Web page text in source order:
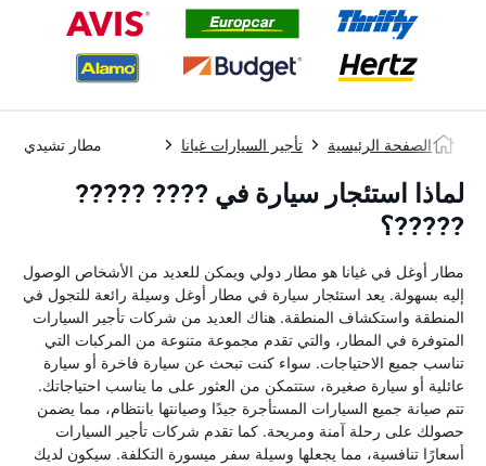
الصفحة الرئيسية تأجير السيارات غيانا مطار تشيدي
لماذا استئجار سيارة في ???? ?????
?????؟
مطار أوغل في غيانا هو مطار دولي ويمكن للعديد من الأشخاص الوصول
إليه بسهولة. يعد استئجار سيارة في مطار أوغل وسيلة رائعة للتجول في
المنطقة واستكشاف المنطقة. هناك العديد من شركات تأجير السيارات
المتوفرة في المطار، والتي تقدم مجموعة متنوعة من المركبات التي
تناسب جميع الاحتياجات. سواء كنت تبحث عن سيارة فاخرة أو سيارة
عائلية أو سيارة صغيرة، ستتمكن من العثور على ما يناسب احتياجاتك.
تتم صيانة جميع السيارات المستأجرة جيدًا وصيانتها بانتظام، مما يضمن
حصولك على رحلة آمنة ومريحة. كما تقدم شركات تأجير السيارات
أسعارًا تنافسية، مما يجعلها وسيلة سفر ميسورة التكلفة. سيكون لديك